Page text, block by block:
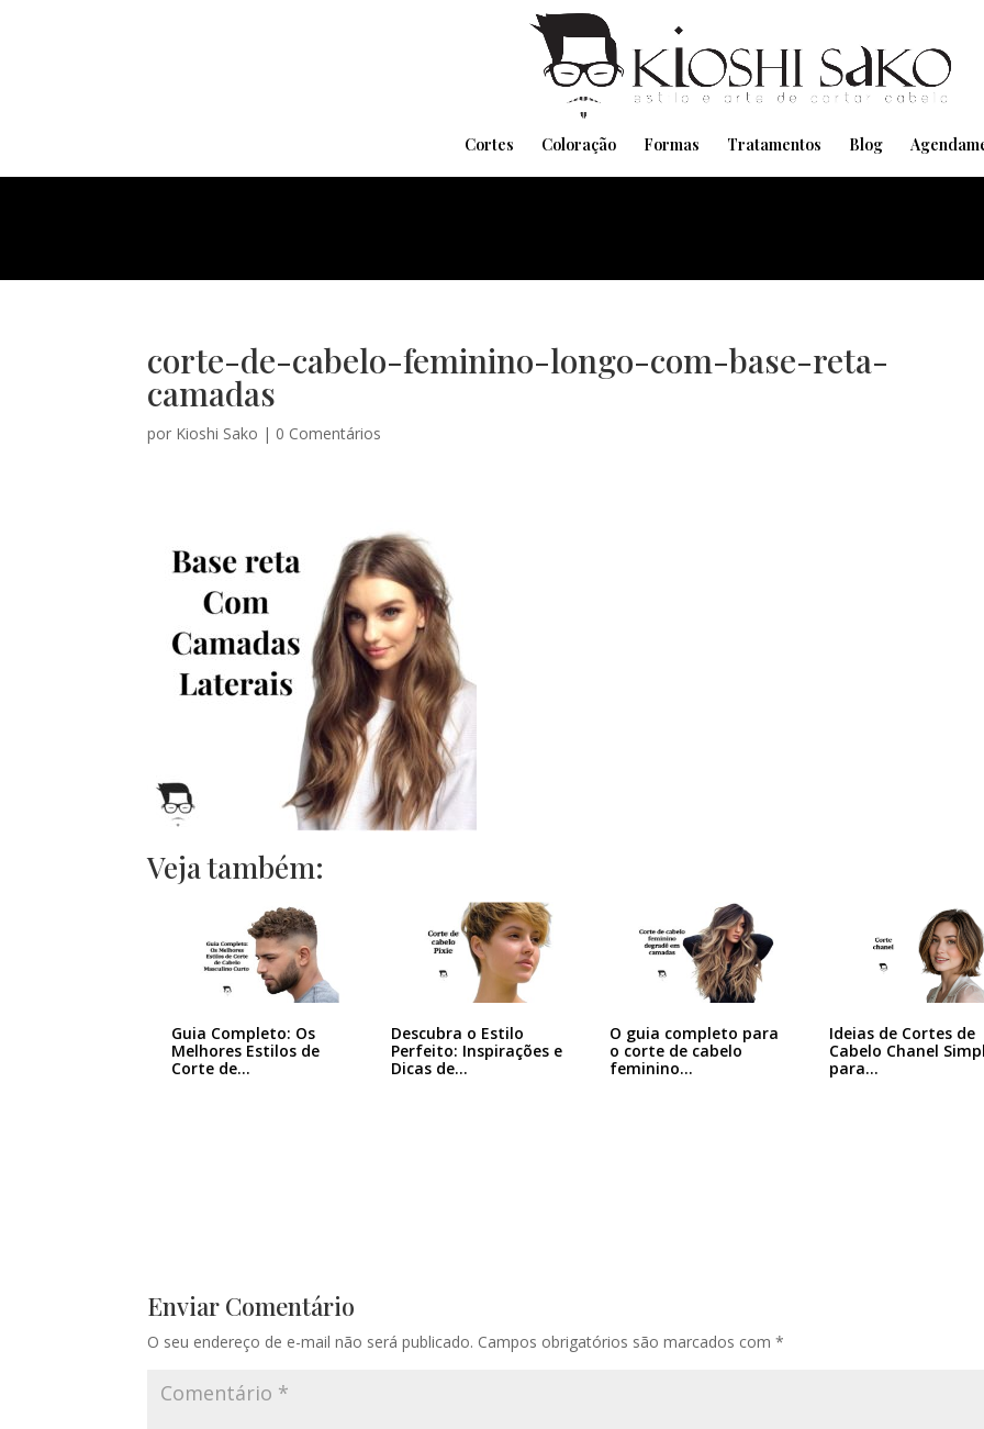
Cortes Coloração Formas Tratamentos Blog
corte-de-cabelo-feminino-longo-com-base-reta-
camadas
por Kioshi Sako | 0 Comentários
Veja também:
Guia Completo: Os
Melhores Estilos de
Corte de…
Descubra o Estilo
Perfeito: Inspirações e
Dicas de…
O guia completo para
o corte de cabelo
feminino…
Ideias de Cortes de
Cabelo Chanel
para…
Enviar Comentário
O seu endereço de e-mail não será publicado. Campos obrigatórios são marcados com*
Pensando em transformar seu Visual??
Agende pelo Whatsapp